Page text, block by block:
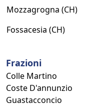
Mozzagrogna (CH)
Fossacesia (CH)
Frazioni
Colle Martino
Coste D'annunzio
Guastacconcio